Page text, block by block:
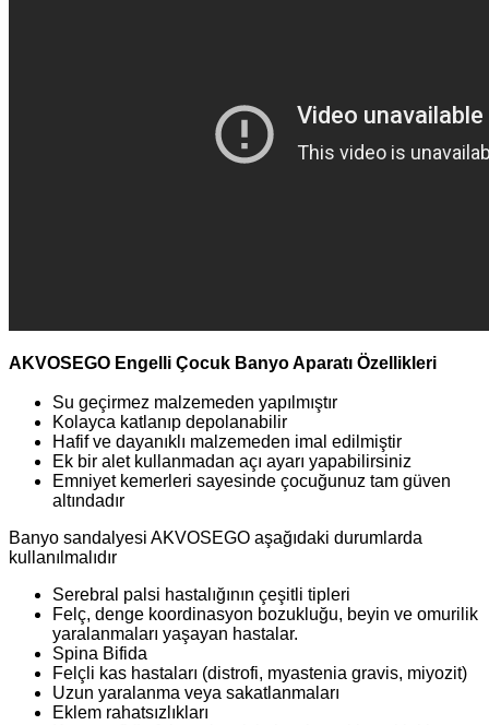
AKVOSEGO Engelli Çocuk Banyo Aparatı Özellikleri
Su geçirmez malzemeden yapılmıştır
Kolayca katlanıp depolanabilir
Hafif ve dayanıklı malzemeden imal edilmiştir
Ek bir alet kullanmadan açı ayarı yapabilirsiniz
Emniyet kemerleri sayesinde çocuğunuz tam güven
altındadır
Banyo sandalyesi AKVOSEGO aşağıdaki durumlarda
kullanılmalıdır
Serebral palsi hastalığının çeşitli tipleri
Felç, denge koordinasyon bozukluğu, beyin ve omurilik
yaralanmaları yaşayan hastalar.
Spina Bifida
Felçli kas hastaları (distrofi, myastenia gravis, miyozit)
Uzun yaralanma veya sakatlanmaları
Eklem rahatsızlıkları